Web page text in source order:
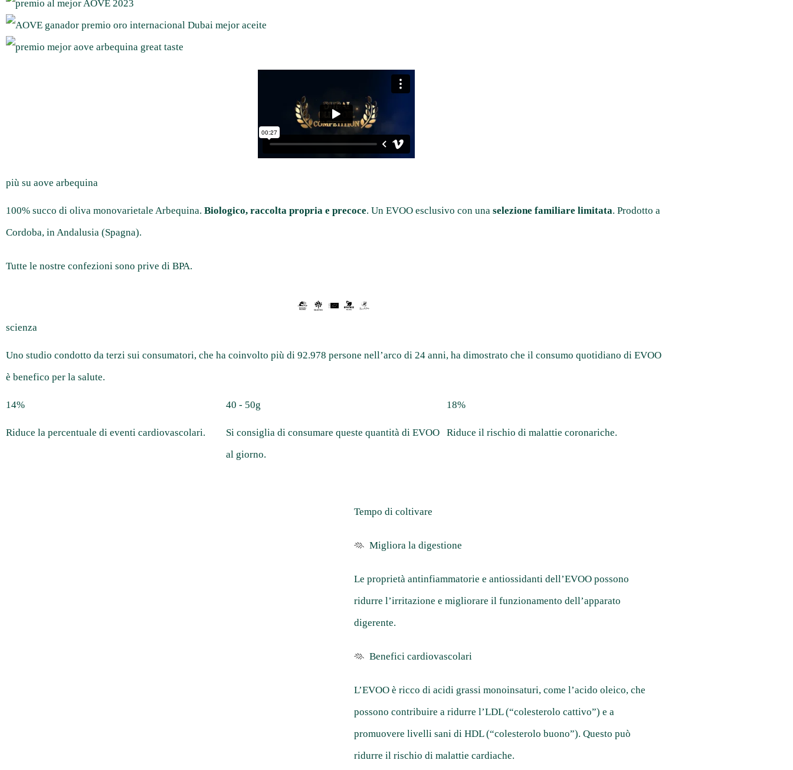
più su aove arbequina
100% succo di oliva monovarietale Arbequina. Biologico, raccolta propria e precoce. Un EVOO esclusivo con una selezione familiare limitata. Prodotto a
Cordoba, in Andalusia (Spagna).
Tutte le nostre confezioni sono prive di BPA.
scienza
Uno studio condotto da terzi sui consumatori, che ha coinvolto più di 92.978 persone nell’arco di 24 anni, ha dimostrato che il consumo quotidiano di EVOO
è benefico per la salute.
14%
Riduce la percentuale di eventi cardiovascolari.
40 - 50g
Si consiglia di consumare queste quantità di EVOO
al giorno.
18%
Riduce il rischio di malattie coronariche.
Tempo di coltivare
Migliora la digestione
Le proprietà antinfiammatorie e antiossidanti dell’EVOO possono
ridurre l’irritazione e migliorare il funzionamento dell’apparato
digerente.
Benefici cardiovascolari
L’EVOO è ricco di acidi grassi monoinsaturi, come l’acido oleico, che
possono contribuire a ridurre l’LDL (“colesterolo cattivo”) e a
promuovere livelli sani di HDL (“colesterolo buono”). Questo può
ridurre il rischio di malattie cardiache.